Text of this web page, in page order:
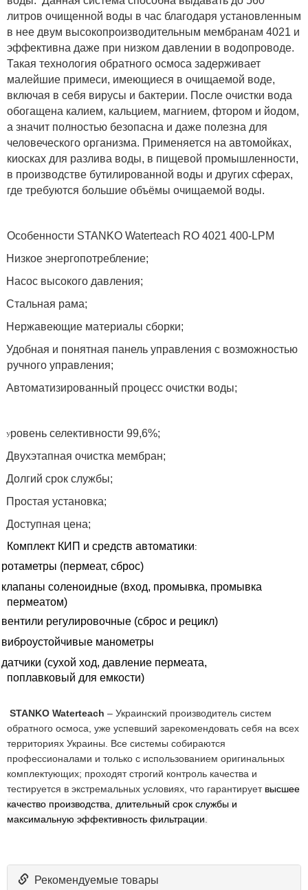
литров очищенной воды в час благодаря установленным
в нее двум высокопроизводительным мембранам 4021 и
эффективна даже при низком давлении в водопроводе.
Такая технология обратного осмоса задерживает
малейшие примеси, имеющиеся в очищаемой воде,
включая в себя вирусы и бактерии. После очистки вода
обогащена калием, кальцием, магнием, фтором и йодом,
а значит полностью безопасна и даже полезна для
человеческого организма. Применяется на автомойках,
киосках для разлива воды, в пищевой промышленности,
в производстве бутилированной воды и других сферах,
где требуются большие объёмы очищаемой воды.
Особенности STANKO Waterteach RO 4021 400-LPM
Низкое энергопотребление;
Насос высокого давления;
Стальная рама;
Нержавеющие материалы сборки;
Удобная и понятная панель управления с возможностью
ручного управления;
Автоматизированный процесс очистки воды;
ровень селективности 99,6%;
Двухэтапная очистка мембран;
Долгий срок службы;
Простая установка;
Доступная цена;
Комплект КИП и средств автоматики:
ротаметры (пермеат, сброс)
клапаны соленоидные (вход, промывка, промывка
пермеатом)
вентили регулировочные (сброс и рецикл)
виброустойчивые манометры
датчики (сухой ход, давление пермеата,
поплавковый для емкости)
STANKO Waterteach – Украинский производитель систем
обратного осмоса, уже успевший зарекомендовать себя на всех
территориях Украины. Все системы собираются
профессионалами и только с использованием оригинальных
комплектующих; проходят строгий контроль качества и
тестируется в экстремальных условиях, что гарантирует высшее
качество производства, длительный срок службы и
максимальную эффективность фильтрации
Рекомендуемые товары